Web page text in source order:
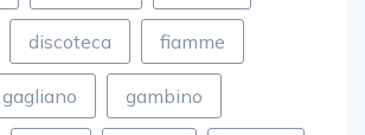
discoteca fiamme
gagliano gambino